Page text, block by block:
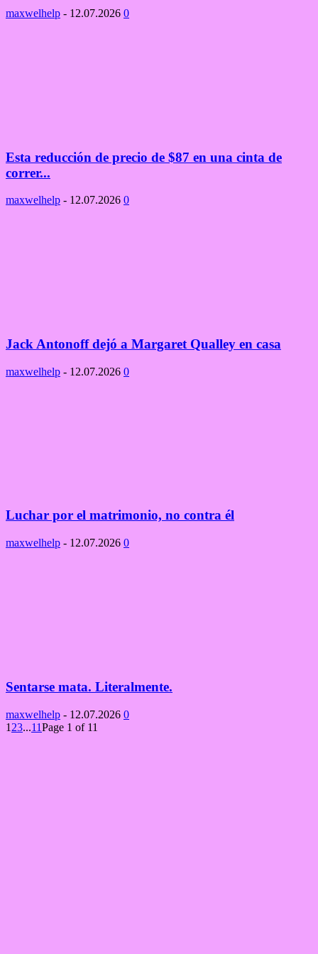
maxwelhelp - 12.07.2026 0
Esta reducción de precio de $87 en una cinta de
correr...
maxwelhelp - 12.07.2026 0
Jack Antonoff dejó a Margaret Qualley en casa
maxwelhelp - 12.07.2026 0
Luchar por el matrimonio, no contra él
maxwelhelp - 12.07.2026 0
Sentarse mata. Literalmente.
maxwelhelp - 12.07.2026 0
1 23...11Page 1 of 11